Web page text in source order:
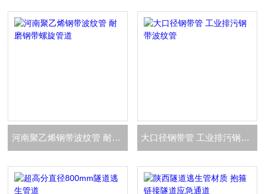
河南聚乙烯钢带波纹管 耐磨钢带螺旋管道 大口径钢带管 工业排污钢带波纹管